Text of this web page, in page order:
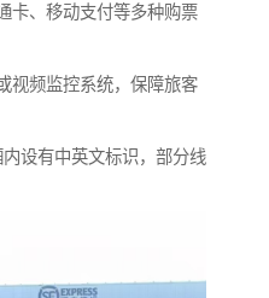
卡、移动支付等多种购票
视频监控系统，保障旅客
设有中英文标识，部分线